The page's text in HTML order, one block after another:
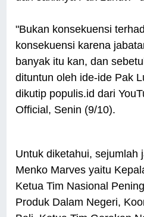
"Bukan konsekuensi
konsekuensi karena
banyak itu kan, dan
dituntun oleh ide-ide Pak
dikutip populis.id dari
Official, Senin (9/10).
Untuk diketahui, sejumlah
Menko Marves yaitu
Ketua Tim Nasional
Produk Dalam Negeri,